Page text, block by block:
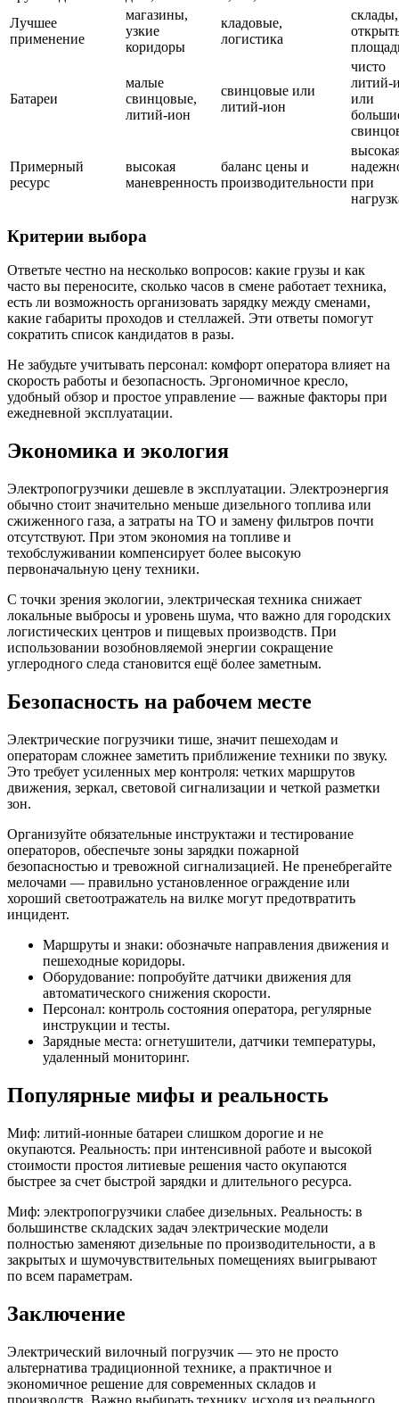
Лучшее
применение
магазины,
узкие
коридоры
кладовые,
логистика
склады,
Батареи
малые
свинцовые,
литий-ион
свинцовые или
литий-ион
чисто
литий-
или
Примерный
ресурс
высокая
маневренность
баланс цены и
производительности при
Критерии выбора
Ответьте честно на несколько вопросов: какие грузы и как
часто вы переносите, сколько часов в смене работает техника,
есть ли возможность организовать зарядку между сменами,
какие габариты проходов и стеллажей. Эти ответы помогут
сократить список кандидатов в разы.
Не забудьте учитывать персонал: комфорт оператора влияет на
скорость работы и безопасность. Эргономичное кресло,
удобный обзор и простое управление — важные факторы при
ежедневной эксплуатации.
Экономика и экология
Электропогрузчики дешевле в эксплуатации. Электроэнергия
обычно стоит значительно меньше дизельного топлива или
сжиженного газа, а затраты на ТО и замену фильтров почти
отсутствуют. При этом экономия на топливе и
техобслуживании компенсирует более высокую
первоначальную цену техники.
С точки зрения экологии, электрическая техника снижает
локальные выбросы и уровень шума, что важно для городских
логистических центров и пищевых производств. При
использовании возобновляемой энергии сокращение
углеродного следа становится ещё более заметным.
Безопасность на рабочем месте
Электрические погрузчики тише, значит пешеходам и
операторам сложнее заметить приближение техники по звуку.
Это требует усиленных мер контроля: четких маршрутов
движения, зеркал, световой сигнализации и четкой разметки
зон.
Организуйте обязательные инструктажи и тестирование
операторов, обеспечьте зоны зарядки пожарной
безопасностью и тревожной сигнализацией. Не пренебрегайте
мелочами — правильно установленное ограждение или
хороший светоотражатель на вилке могут предотвратить
инцидент.
Маршруты и знаки: обозначьте направления движения и
пешеходные коридоры.
Оборудование: попробуйте датчики движения для
автоматического снижения скорости.
Персонал: контроль состояния оператора, регулярные
инструкции и тесты.
Зарядные места: огнетушители, датчики температуры,
удаленный мониторинг.
Популярные мифы и реальность
Миф: литий-ионные батареи слишком дорогие и не
окупаются. Реальность: при интенсивной работе и высокой
стоимости простоя литиевые решения часто окупаются
быстрее за счет быстрой зарядки и длительного ресурса.
Миф: электропогрузчики слабее дизельных. Реальность: в
большинстве складских задач электрические модели
полностью заменяют дизельные по производительности, а в
закрытых и шумочувствительных помещениях выигрывают
по всем параметрам.
Заключение
Электрический вилочный погрузчик — это не просто
альтернатива традиционной технике, а практичное и
экономичное решение для современных складов и
производств. Важно выбирать технику, исходя из реального